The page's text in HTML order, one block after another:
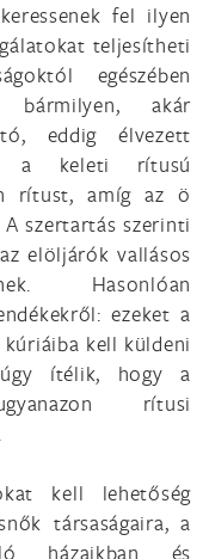
fel ilyen
teljesítheti
egészében
bármilyen, akár
eddig élvezett
a keleti rítusú
rítust, amíg az ö
szertartás szerinti
elöljárók vallásos
Hasonlóan
ezeket a
kell küldeni
ítélik, hogy a
rítusi
kell lehetőség
társaságaira, a
házaikban és